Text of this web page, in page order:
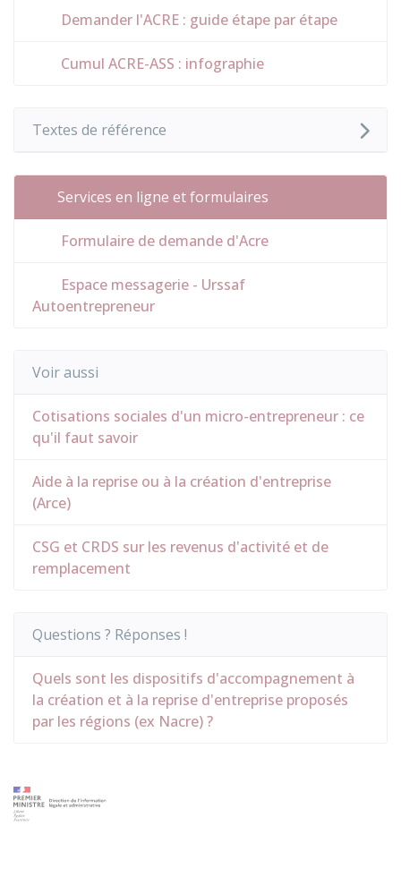
Demander l'ACRE : guide étape par étape
Cumul ACRE-ASS : infographie
Textes de référence
Services en ligne et formulaires
Formulaire de demande d'Acre
Espace messagerie - Urssaf
Autoentrepreneur
Voir aussi
Cotisations sociales d'un micro-entrepreneur : ce
qu'il faut savoir
Aide à la reprise ou à la création d'entreprise
(Arce)
CSG et CRDS sur les revenus d'activité et de
remplacement
Questions ? Réponses !
Quels sont les dispositifs d'accompagnement à
la création et à la reprise d'entreprise proposés
par les régions (ex Nacre) ?